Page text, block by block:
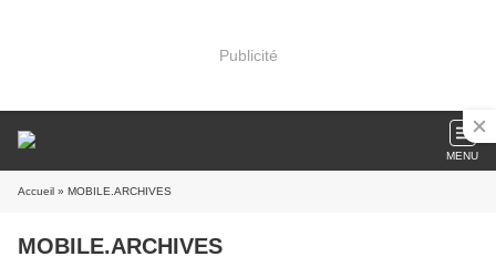
Publicité
MENU
Accueil » MOBILE.ARCHIVES
MOBILE.ARCHIVES